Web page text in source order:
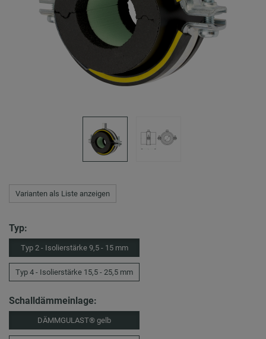
Varianten als Liste anzeigen
Typ:
Typ 2 - Isolierstärke 9,5 - 15 mm
Typ 4 - Isolierstärke 15,5 - 25,5 mm
Schalldämmeinlage:
DÄMMGULAST® gelb